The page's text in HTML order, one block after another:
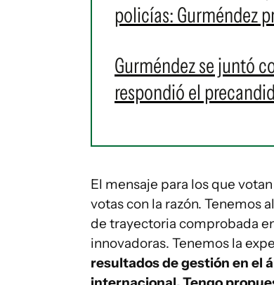
policías: Gurméndez
Gurméndez se juntó
respondió el
El mensaje para los que
votas con la razón. Tenemos
de trayectoria comprobada
innovadoras. Tenemos la
resultados de gestión en el